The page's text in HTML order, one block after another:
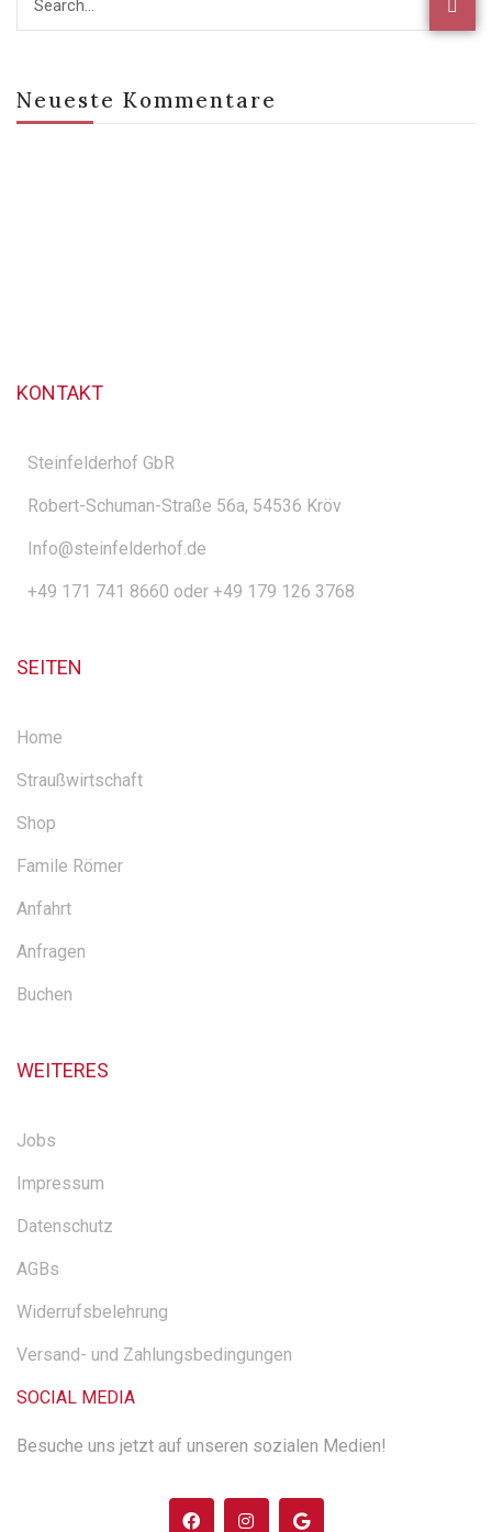
Neueste Kommentare
KONTAKT
Steinfelderhof GbR
Robert-Schuman-Straße 56a, 54536 Kröv
Info@steinfelderhof.de
+49 171 741 8660 oder +49 179 126 3768
SEITEN
Home
Straußwirtschaft
Shop
Famile Römer
Anfahrt
Anfragen
Buchen
WEITERES
Jobs
Impressum
Datenschutz
AGBs
Widerrufsbelehrung
Versand- und Zahlungsbedingungen
SOCIAL MEDIA
Besuche uns jetzt auf unseren sozialen Medien!